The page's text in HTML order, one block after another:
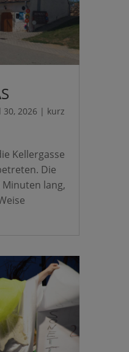
30, 2026 | kurz
Kellergasse
Die
lang,